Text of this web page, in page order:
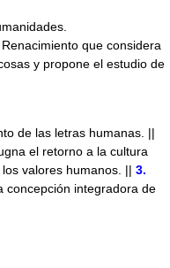
que considera
y propone el estudio de
de las letras humanas. ||
el retorno a la cultura
valores humanos. || 3.
concepción integradora de